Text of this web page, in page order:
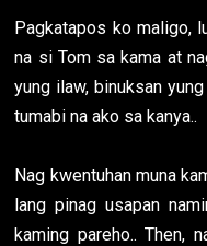
Pagkatapos ko maligo,
na si Tom sa kama at
yung ilaw, binuksan
tumabi na ako sa kanya..
Nag kwentuhan muna
lang pinag usapan
kaming pareho.. Then,